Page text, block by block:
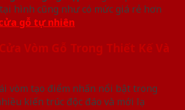
hình cũng như có mức giá rẻ hơn
gỗ tự nhiên
Vòm Gỗ Trong Thiết Kế Và
vòm tạo điểm nhấn nổi bật trong
kiến trúc độc đáo và mới lạ